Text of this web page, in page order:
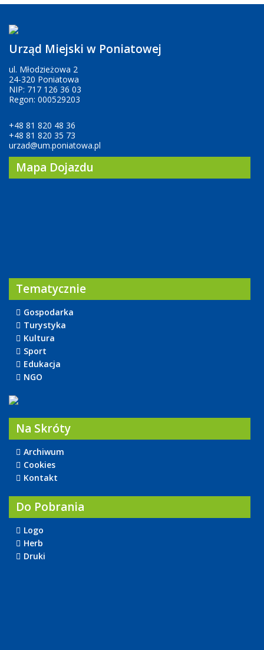
Urząd Miejski w Poniatowej
ul. Młodzieżowa 2
24-320 Poniatowa
NIP: 717 126 36 03
Regon: 000529203
+48 81 820 48 36
+48 81 820 35 73
urzad@um.poniatowa.pl
Mapa Dojazdu
Tematycznie
Gospodarka
Turystyka
Kultura
Sport
Edukacja
NGO
Na Skróty
Archiwum
Cookies
Kontakt
Do Pobrania
Logo
Herb
Druki